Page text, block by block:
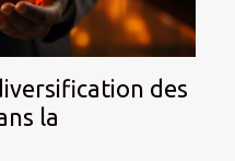
des
la